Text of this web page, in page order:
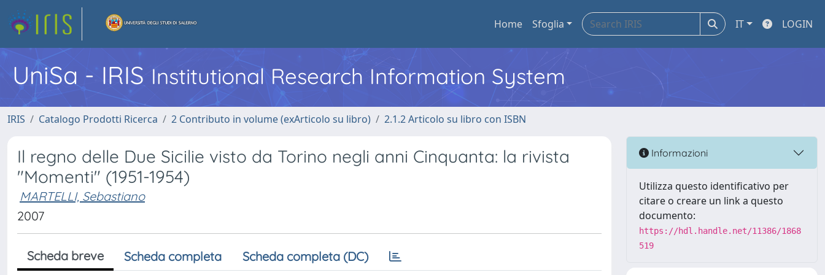
Home Sfoglia IT LOGIN
UniSa - IRIS Institutional Research Information System
IRIS Catalogo Prodotti Ricerca 2 Contributo in volume (exArticolo su libro) 2.1.2 Articolo su libro con ISBN
Il regno delle Due Sicilie visto da Torino negli anni Cinquanta: la rivista
"Momenti" (1951-1954)
MARTELLI, Sebastiano
2007
Scheda breve Scheda completa Scheda completa (DC)
Informazioni
Utilizza questo identificativo per
citare o creare un link a questo
documento:
https://hdl.handle.net/11386/1868
519